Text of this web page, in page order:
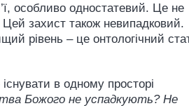
особливо одностатевий. Це не
захист також невипадковий.
рівень – це онтологічний
в одному просторі
Божого не успадкують? Не